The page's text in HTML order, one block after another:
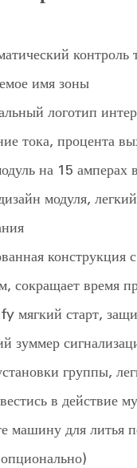
контроль
имя зоны
логотип
тока, процента
на 15 амперах
модуля,
конструкция
сокращает время
мягкий старт,
зуммер
группы,
в действие
машину для литья